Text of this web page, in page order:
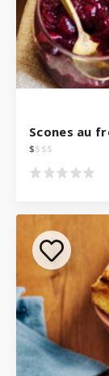
Scones au
$$ $$